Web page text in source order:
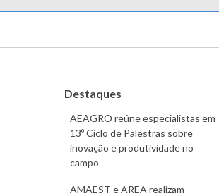
Destaques
AEAGRO reúne especialistas em
13º Ciclo de Palestras sobre
inovação e produtividade no
campo
AMAEST e AREA realizam